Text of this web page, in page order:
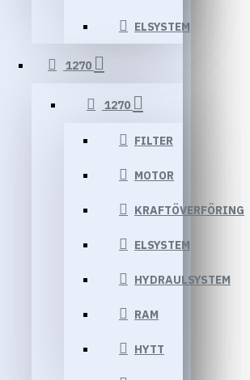
ELSYSTEM
1270
1270
FILTER
MOTOR
KRAFTÖVERFÖRING
ELSYSTEM
HYDRAULSYSTEM
RAM
HYTT